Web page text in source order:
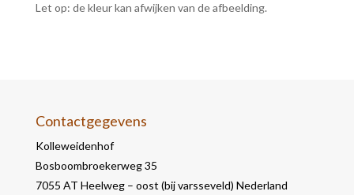
Let op: de kleur kan afwijken van de afbeelding.
Contactgegevens
Kolleweidenhof
Bosboombroekerweg 35
7055 AT Heelweg – oost (bij varsseveld) Nederland